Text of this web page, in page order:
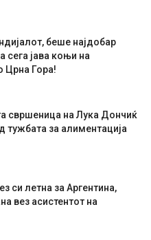
беше најдобар
сега јава коњи на
Црна Гора!
свршеница на Лука Дончиќ
тужбата за алиментација
си летна за Аргентина,
вез асистентот на